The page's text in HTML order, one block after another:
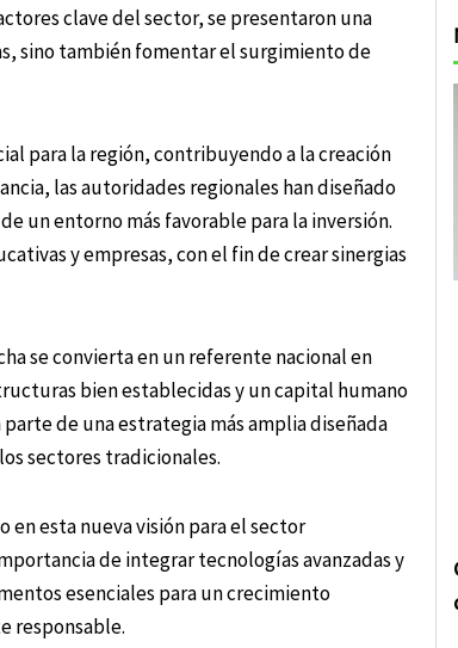
clave del sector, se presentaron una
sino también fomentar el surgimiento de
para la región, contribuyendo a la creación
las autoridades regionales han diseñado
un entorno más favorable para la inversión.
y empresas, con el fin de crear sinergias
se convierta en un referente nacional en
bien establecidas y un capital humano
de una estrategia más amplia diseñada
sectores tradicionales.
esta nueva visión para el sector
de integrar tecnologías avanzadas y
esenciales para un crecimiento
responsable.